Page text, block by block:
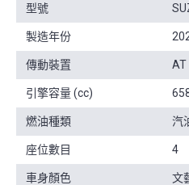
型號
製造年份
傳動裝置 AT
引擎容量 (cc)
燃油種類 汽
座位數目 4
車身顏色 文